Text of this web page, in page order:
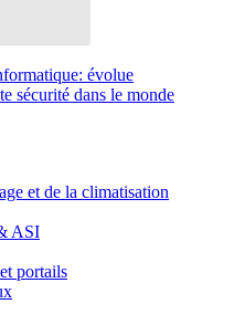
évolue
sécurité dans le monde
et de la climatisation
ASI
portails